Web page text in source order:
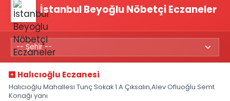
İstanbul Beyoğlu Nöbetçi Eczaneler
Halıcıoğlu Eczanesi
Halıcıoğlu Mahallesi Tunç Sokak 1 A Çıksalın,Alev Ofluoğlu Semt
Konağı yanı